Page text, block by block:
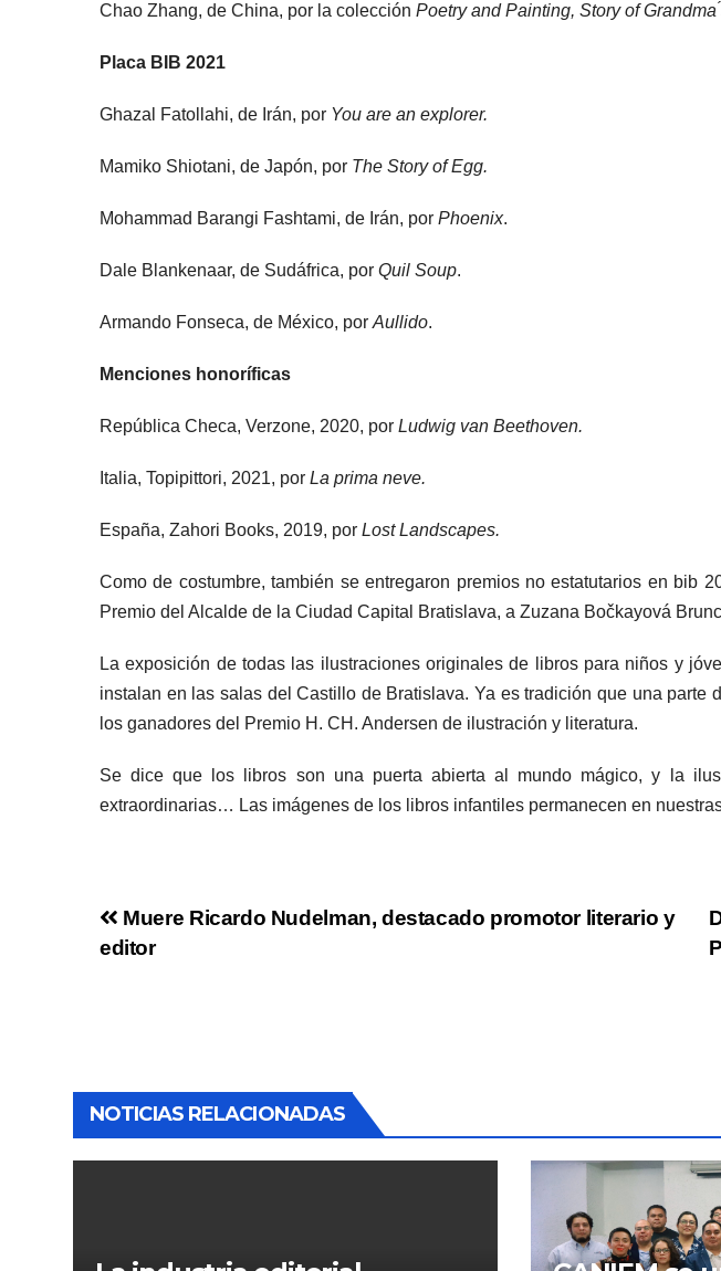
Chao Zhang, de China, por la colección Poetry and Painting, Story of
Placa BIB 2021
Ghazal Fatollahi, de Irán, por You are an explorer.
Mamiko Shiotani, de Japón, por The Story of Egg.
Mohammad Barangi Fashtami, de Irán, por Phoenix.
Dale Blankenaar, de Sudáfrica, por Quil Soup.
Armando Fonseca, de México, por Aullido.
Menciones honoríficas
República Checa, Verzone, 2020, por Ludwig van Beethoven.
Italia, Topipittori, 2021, por La prima neve.
España, Zahori Books, 2019, por Lost Landscapes.
Como de costumbre, también se entregaron premios no estatutarios en bib
Premio del Alcalde de la Ciudad Capital Bratislava, a Zuzana Bočkayová
La exposición de todas las ilustraciones originales de libros para niños y
instalan en las salas del Castillo de Bratislava. Ya es tradición que una
los ganadores del Premio H. CH. Andersen de ilustración y literatura.
Se dice que los libros son una puerta abierta al mundo mágico, y la
extraordinarias… Las imágenes de los libros infantiles permanecen en
Muere Ricardo Nudelman, destacado promotor literario y
editor
NOTICIAS RELACIONADAS